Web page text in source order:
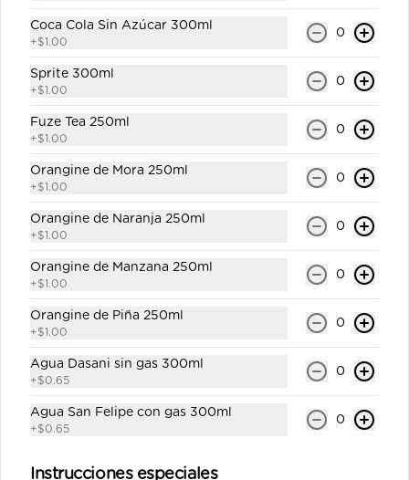
Conócenos
Términos y condiciones
Política de privacidad
Redes sociales
Instagram
Facebook
Coca Cola Sin Azúcar 300ml
+$1.00
0
Sprite 300ml
+$1.00
0
Fuze Tea 250ml
+$1.00
0
Orangine de Mora 250ml
+$1.00
0
Orangine de Naranja 250ml
+$1.00
0
Orangine de Manzana 250ml
+$1.00
0
Orangine de Piña 250ml
+$1.00
0
Agua Dasani sin gas 300ml
+$0.65
0
Agua San Felipe con gas 300ml
+$0.65
0
Instrucciones especiales